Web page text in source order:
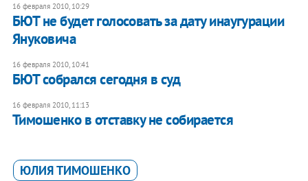
16 февраля 2010, 10:29
БЮТ не будет голосовать за дату инаугурации
Януковича
16 февраля 2010, 10:41
БЮТ собрался сегодня в суд
16 февраля 2010, 11:13
Тимошенко в отставку не собирается
ЮЛИЯ ТИМОШЕНКО